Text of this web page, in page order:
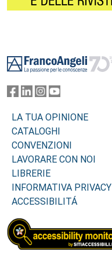
LA TUA OPINIONE
CATALOGHI
CONVENZIONI
LAVORARE CON NOI
LIBRERIE
INFORMATIVA PRIVACY
ACCESSIBILITÁ